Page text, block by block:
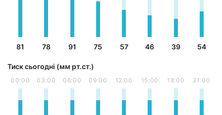
81 78 91 75 57 46 39 54
Тиск сьогодні (мм рт.ст.)
00:00 03:00 06:00 09:00 12:00 15:00 18:00 21:00